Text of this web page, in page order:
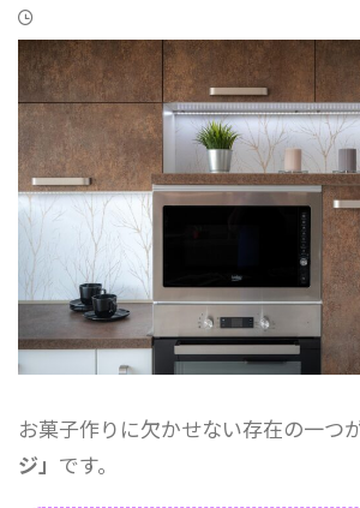
お菓子作りに欠かせない存在の一つ
ジ」 です。